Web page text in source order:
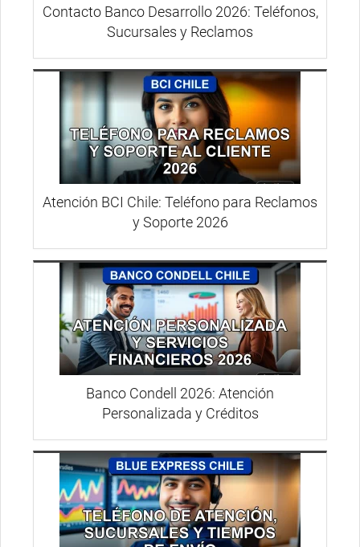
Contacto Banco Desarrollo 2026: Teléfonos,
Sucursales y Reclamos
Atención BCI Chile: Teléfono para Reclamos
y Soporte 2026
Banco Condell 2026: Atención
Personalizada y Créditos